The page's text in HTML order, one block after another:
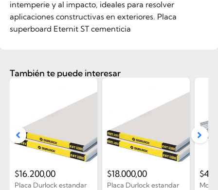
intemperie y al impacto, ideales para resolver
aplicaciones constructivas en exteriores. Placa
superboard Eternit ST cementicia
También te puede interesar
Placa Durlock estandar
$16.200,00
Placa Durlock estandar
$18.000,00 $